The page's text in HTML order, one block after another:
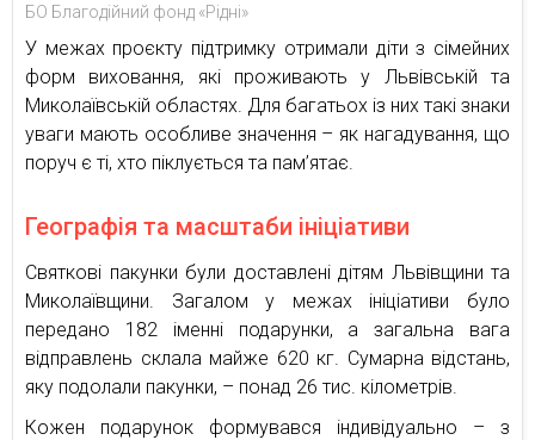
БО Благодійний фонд «Рідні»
У межах проєкту підтримку отримали діти з сімейних
форм виховання, які проживають у Львівській та
Миколаївській областях. Для багатьох із них такі знаки
уваги мають особливе значення – як нагадування, що
поруч є ті, хто піклується та пам’ятає.
Географія та масштаби ініціативи
Святкові пакунки були доставлені дітям Львівщини та
Миколаївщини. Загалом у межах ініціативи було
передано 182 іменні подарунки, а загальна вага
відправлень склала майже 620 кг. Сумарна відстань,
яку подолали пакунки, – понад 26 тис. кілометрів.
Кожен подарунок формувався індивідуально – з